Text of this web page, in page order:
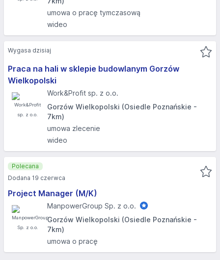
umowa o pracę tymczasową
wideo
Praca na hali w sklepie budowlanym Gorzów
Wielkopolski
Work&Profit sp. z o.o.
Gorzów Wielkopolski (Osiedle Poznańskie -
7km)
umowa zlecenie
wideo
Wygasa dzisiaj
Project Manager (M/K)
ManpowerGroup Sp. z o.o.
Gorzów Wielkopolski (Osiedle Poznańskie -
7km)
umowa o pracę
Polecana
Dodana 19 czerwca